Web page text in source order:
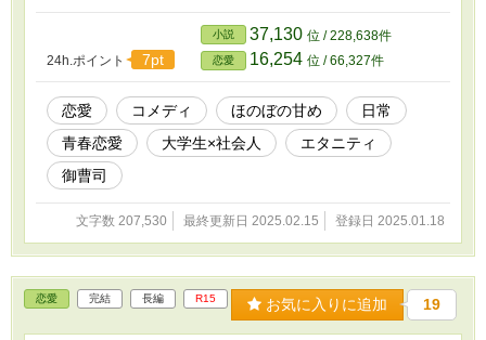
んは優しい。 「どんな旦那さんをお望みですか」 「え、えっ
と……愉快な、旦那さん？」 そしてお兄さんは自分を指差し
た。 「僕が、お客様のお探しの『愉快な旦那さん』ですよ」 そ
こから始まる恋のお話です。大学生女子と社会人男子（御曹司)。
ほのぼのとした日常恋愛もの
24h.ポイント 7pt
小説 37,130 位 / 228,638件
恋愛 16,254 位 / 66,327件
恋愛 コメディ ほのぼの甘め
日常
青春恋愛
大学生×社会人
エタニティ
御曹司
文字数 207,530 最終更新日 2025.02.15 登録日 2025.01.18
恋愛 完結 長編 R15 お気に入りに追加 19